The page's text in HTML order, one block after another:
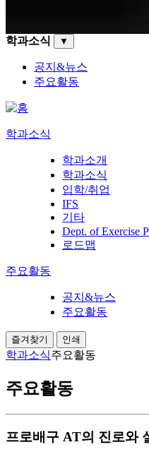
학과소식 ▼
공지&뉴스
주요활동
학과소식
학과소개
학과소식
입학/취업
IFS
기타
Dept. of Exercise
로드맵
주요활동
공지&뉴스
주요활동
즐겨찾기 인쇄
학과소식주요활동
주요활동
프로배구 AT의 진로와